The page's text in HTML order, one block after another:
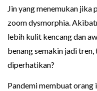
Jin yang menemukan jika
zoom dysmorphia.
lebih kulit kencang dan
benang semakin jadi tren,
diperhatikan?
Pandemi membuat